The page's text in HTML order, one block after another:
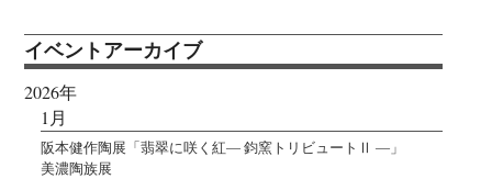
イベントアーカイブ
2026年
1月
阪本健作陶展「翡翠に咲く紅― 鈞窯トリビュートⅡ ―」
美濃陶族展